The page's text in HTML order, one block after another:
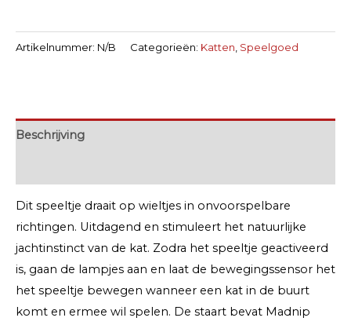
Artikelnummer: N/B Categorieën: Katten Speelgoed
Beschrijving
Dit speeltje draait op wieltjes in onvoorspelbare
richtingen. Uitdagend en stimuleert het natuurlijke
jachtinstinct van de kat. Zodra het speeltje geactiveerd
is, gaan de lampjes aan en laat de bewegingssensor het
het speeltje bewegen wanneer een kat in de buurt
komt en ermee wil spelen. De staart bevat Madnip